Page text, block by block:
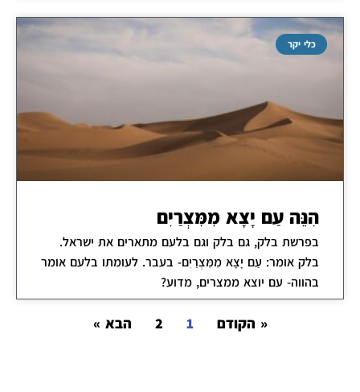
כלי יקר
הִנֵּה עַם יָצָא מִמִּצְרַיִם
בפרשת בלק, גם בלק וגם בלעם מתארים את ישראל.
בלק אומר: עַם יָצָא מִמִּצְרַיִם- בעבר. לעומתו בלעם אומר
בהווה- עם יוצא ממצרים, מדוע?
« הקודם 1
2 הבא »